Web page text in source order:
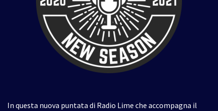
In questa nuova puntata di Radio Lime che accompagna il